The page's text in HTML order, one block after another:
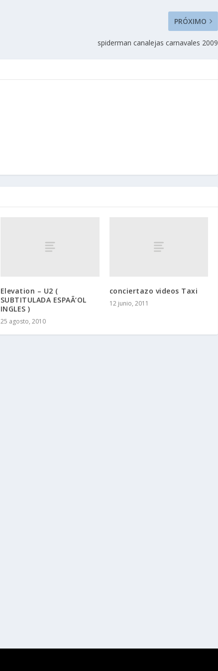
PRÓXIMO
spiderman canalejas carnavales 2009
Elevation – U2 (
SUBTITULADA ESPAÃ‘OL
INGLES )
25 agosto, 2010
conciertazo videos Taxi
12 junio, 2011